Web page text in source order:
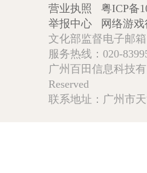
营业执照
粤ICP备
举报中心
网络游
文化部监督电子邮
服务热线：020-
广州百田信息科技
Reserved
联系地址：广州市